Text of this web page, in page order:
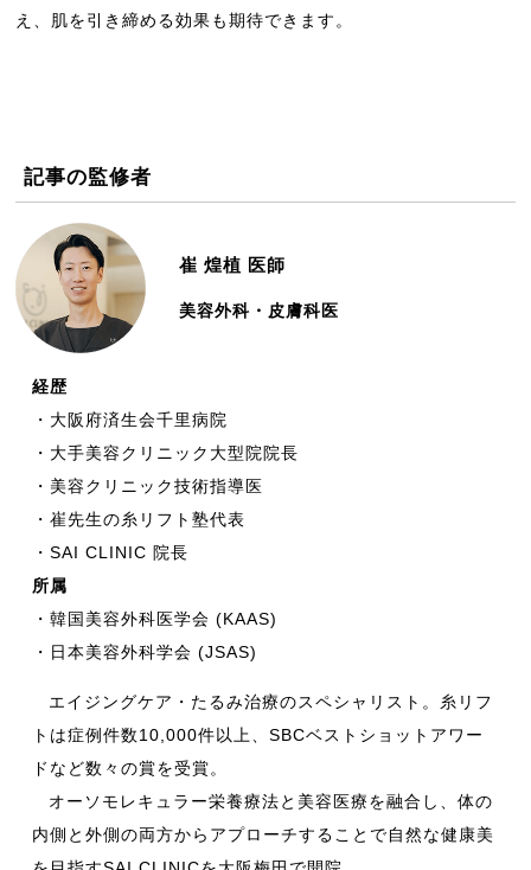
え、肌を引き締める効果も期待できます。
記事の監修者
崔 煌植 医師
美容外科・皮膚科医
経歴
・大阪府済生会千里病院
・大手美容クリニック大型院院長
・美容クリニック技術指導医
・崔先生の糸リフト塾代表
・SAI CLINIC 院長
所属
・韓国美容外科医学会 (KAAS)
・日本美容外科学会 (JSAS)
エイジングケア・たるみ治療のスペシャリスト。糸リフ
トは症例件数10,000件以上、SBCベストショットアワー
ドなど数々の賞を受賞。
オーソモレキュラー栄養療法と美容医療を融合し、体の
内側と外側の両方からアプローチすることで自然な健康美